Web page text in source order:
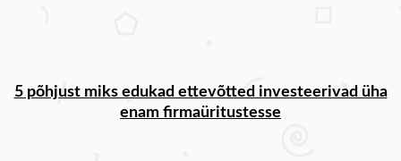
5 põhjust miks edukad ettevõtted investeerivad üha
enam firmaüritustesse